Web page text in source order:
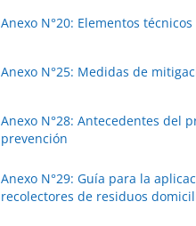
Anexo N°20: Elementos
Anexo N°25: Medidas de
Anexo N°28: Antecedentes del
prevención
Anexo N°29: Guía para la
recolectores de residuos